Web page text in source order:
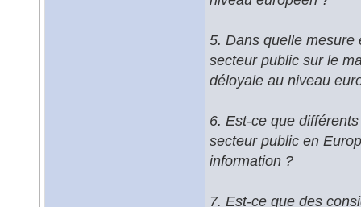
5. Dans quelle mesure
secteur public sur le
déloyale au niveau
6. Est-ce que
secteur public en
information ?
7. Est-ce que des